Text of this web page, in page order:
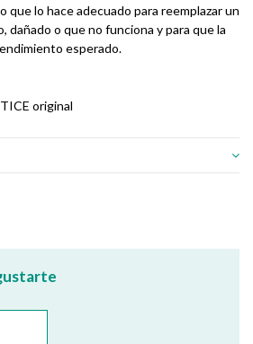
que lo hace adecuado para reemplazar un
dañado o que no funciona y para que la
esperado.
original